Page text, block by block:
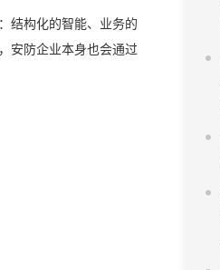
结构化的智能、业务的
安防企业本身也会通过